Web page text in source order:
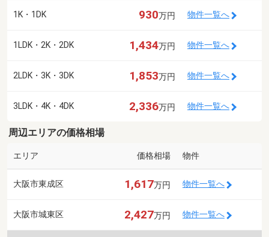
1K・1DK 930万円 物件一覧へ
1LDK・2K・2DK 1,434万円 物件一覧へ
2LDK・3K・3DK 1,853万円 物件一覧へ
3LDK・4K・4DK 2,336万円 物件一覧へ
周辺エリアの価格相場
エリア 価格相場 物件
大阪市東成区 1,617万円 物件一覧へ
大阪市城東区 2,427万円 物件一覧へ